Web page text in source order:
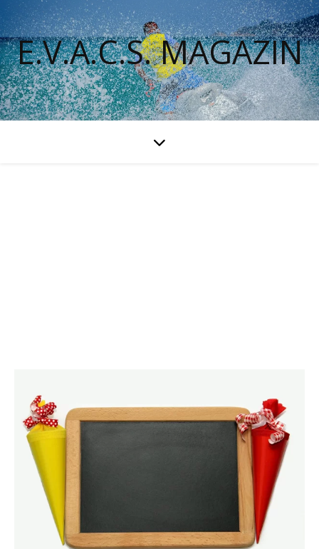
E.V.A.C.S. MAGAZIN